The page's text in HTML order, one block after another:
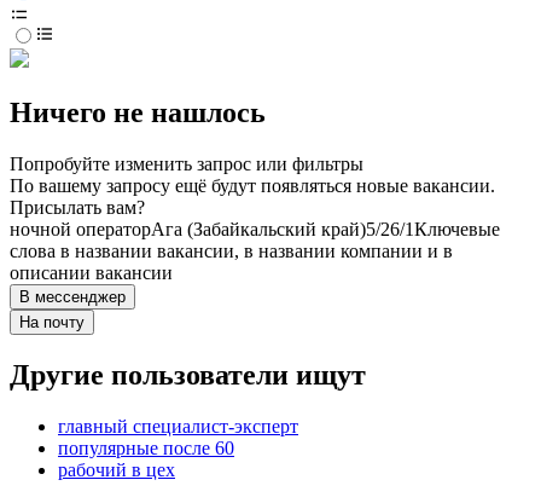
Ничего не нашлось
Попробуйте изменить запрос или фильтры
По вашему запросу ещё будут появляться новые вакансии.
Присылать вам?
ночной операторАга (Забайкальский край)5/26/1Ключевые
слова в названии вакансии, в названии компании и в
описании вакансии
В мессенджер
На почту
Другие пользователи ищут
главный специалист-эксперт
популярные после 60
рабочий в цех